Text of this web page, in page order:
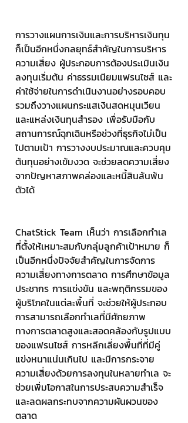
การวางแผนการเงินและการบริหารเงินทุน
ก็เป็นอีกหนึ่งกลยุทธ์สำคัญในการบริหาร
ความเสี่ยง ผู้ประกอบการต้องประเมินเงิน
ลงทุนเริ่มต้น ค่าธรรมเนียมแฟรนไชส์ และ
ค่าใช้จ่ายในการดำเนินงานอย่างรอบคอบ
รวมถึงวางแผนกระแสเงินสดหมุนเวียน
และแหล่งเงินทุนสำรอง เพื่อรับมือกับ
สถานการณ์ฉุกเฉินหรือช่วงที่ธุรกิจไม่เป็น
ไปตามเป้า การวางงบประมาณและควบคุม
ต้นทุนอย่างเข้มงวด จะช่วยลดความเสี่ยง
จากปัญหาสภาพคล่องและหนี้สินล้นพ้น
ตัวได้
ChatStick Team เห็นว่า การเลือกทำเล
ที่ตั้งให้เหมาะสมกับกลุ่มลูกค้าเป้าหมาย ก็
เป็นอีกหนึ่งปัจจัยสำคัญในการจัดการ
ความเสี่ยงทางการตลาด การศึกษาข้อมูล
ประชากร การแข่งขัน และพฤติกรรมของ
ผู้บริโภคในแต่ละพื้นที่ จะช่วยให้ผู้ประกอบ
การสามารถเลือกทำเลที่มีศักยภาพ
ทางการตลาดสูงและสอดคล้องกับรูปแบบ
ของแฟรนไชส์ การหลีกเลี่ยงพื้นที่ที่มีคู่
แข่งหนาแน่นเกินไป และมีการกระจาย
ความเสี่ยงด้วยการลงทุนในหลายทำเล จะ
ช่วยเพิ่มโอกาสในการประสบความสำเร็จ
และลดผลกระทบจากความผันผวนของ
ตลาด